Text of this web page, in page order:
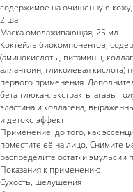
содержимое на очищенную
2 шаг
Маска омолаживающая, 25 мл
Коктейль биокомпонентов,
(аминокислоты, витамины,
аллантоин, гликолевая
первого применения.
бета-глюкан, экстракты агавы
эластина и коллагена,
и детокс-эффект.
Применение: до того, как
поместите её на лицо. Снимите
распределите остатки
Показания к применению
Сухость, шелушения